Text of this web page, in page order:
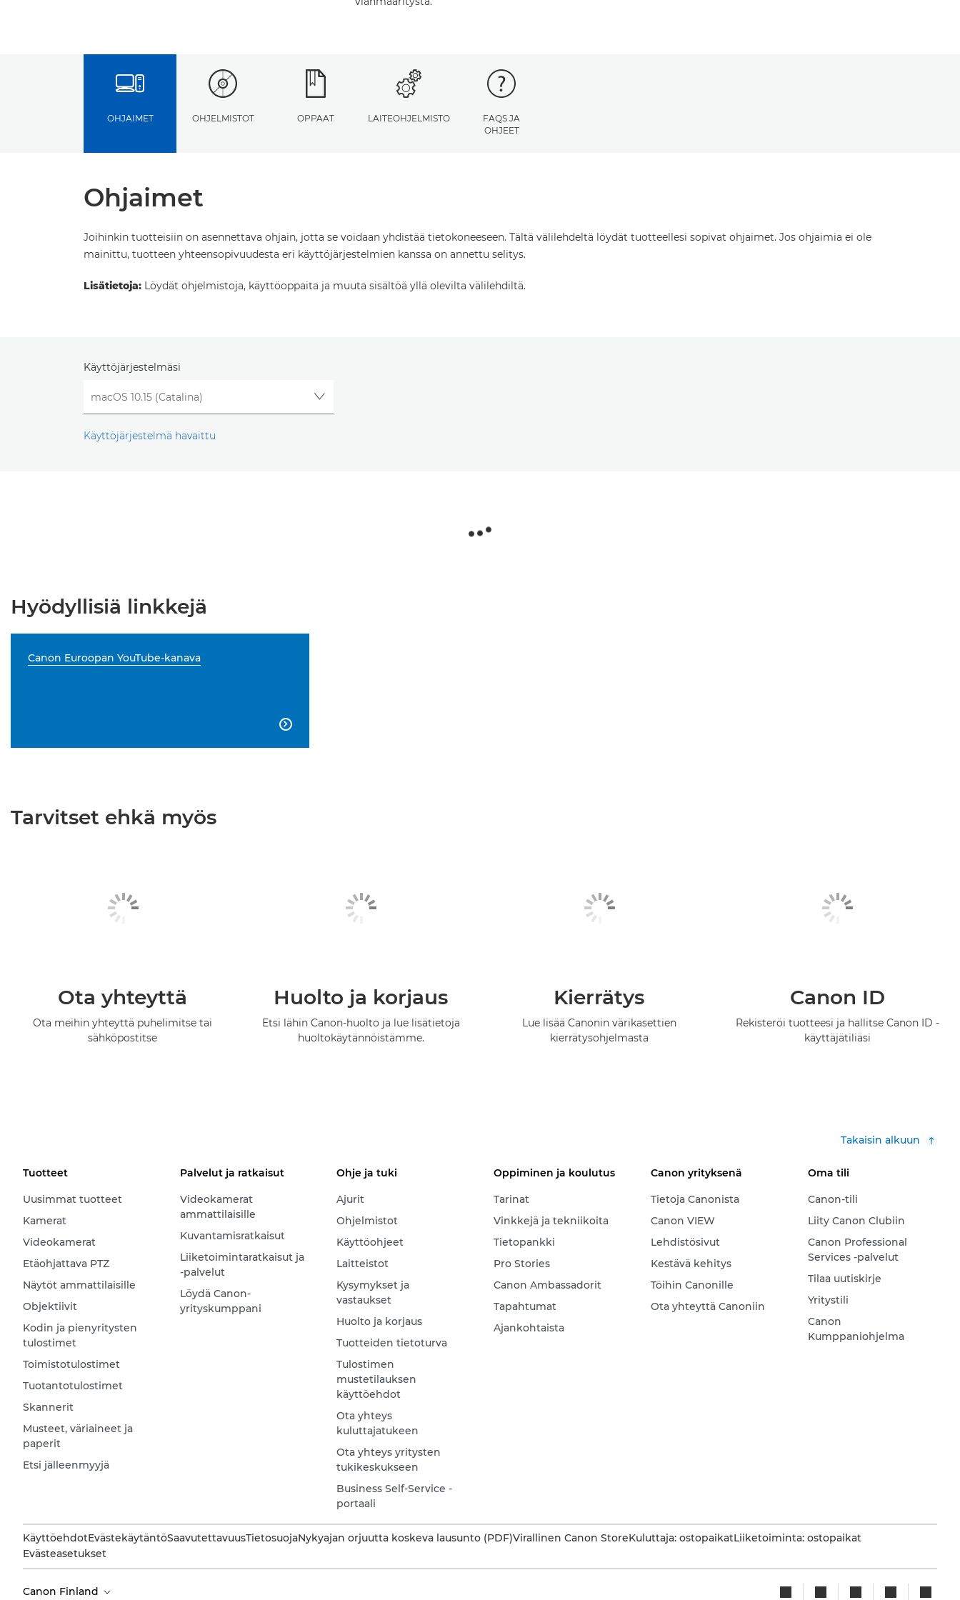
OHJAIMET OHJELMISTOT OPPAAT LAITEOHJELMISTO
FAQS JA
OHJEET
Ohjaimet
Joihinkin tuotteisiin on asennettava ohjain, jotta se voidaan yhdistää tietokoneeseen. Tältä välilehdeltä löydät tuotteellesi sopivat ohjaimet. Jos ohjaimia ei ole
mainittu, tuotteen yhteensopivuudesta eri käyttöjärjestelmien kanssa on annettu selitys.
Lisätietoja: Löydät ohjelmistoja, käyttöoppaita ja muuta sisältöä yllä olevilta välilehdiltä.
Käyttöjärjestelmäsi
Käyttöjärjestelmä havaittu
Hyödyllisiä linkkejä
Canon Euroopan YouTube-kanava

Tarvitset ehkä myös
Ota yhteyttä
Ota meihin yhteyttä puhelimitse tai
sähköpostitse
Huolto ja korjaus
Etsi lähin Canon-huolto ja lue lisätietoja
huoltokäytännöistämme.
Kierrätys
Lue lisää Canonin värikasettien
kierrätysohjelmasta
Canon ID
Rekisteröi tuotteesi ja hallitse Canon ID -
käyttäjätiliäsi
Takaisin alkuun
Tuotteet
Uusimmat tuotteet
Kamerat
Videokamerat
Etäohjattava PTZ
Näytöt ammattilaisille
Objektiivit
Kodin ja pienyritysten
tulostimet
Toimistotulostimet
Tuotantotulostimet
Skannerit
Musteet, väriaineet ja
paperit
Etsi jälleenmyyjä
Palvelut ja ratkaisut
Videokamerat
ammattilaisille
Kuvantamisratkaisut
Liiketoimintaratkaisut ja
-palvelut
Löydä Canon-
yrityskumppani
Ohje ja tuki
Ajurit
Ohjelmistot
Käyttöohjeet
Laitteistot
Kysymykset ja
vastaukset
Huolto ja korjaus
Tuotteiden tietoturva
Tulostimen
mustetilauksen
käyttöehdot
Ota yhteys
kuluttajatukeen
Ota yhteys yritysten
tukikeskukseen
Business Self-Service -
portaali
Oppiminen ja koulutus
Tarinat
Vinkkejä ja tekniikoita
Tietopankki
Pro Stories
Canon Ambassadorit
Tapahtumat
Ajankohtaista
Canon yrityksenä
Tietoja Canonista
Canon VIEW
Lehdistösivut
Kestävä kehitys
Töihin Canonille
Ota yhteyttä Canoniin
Oma tili
Canon-tili
Liity Canon Clubiin
Canon Professional
Services -palvelut
Tilaa uutiskirje
Yritystili
Canon
Kumppaniohjelma
KäyttöehdotEvästekäytäntöSaavutettavuusTietosuojaNykyajan orjuutta koskeva lausunto (PDF)Virallinen Canon StoreKuluttaja: ostopaikatLiiketoiminta: ostopaikat
Evästeasetukset
Canon Finland